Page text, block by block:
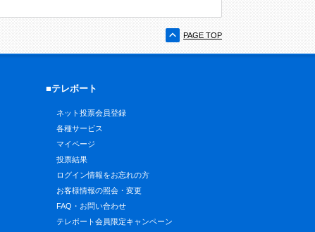
PAGE TOP
■テレボート
ネット投票会員登録
各種サービス
マイページ
投票結果
ログイン情報をお忘れの方
お客様情報の照会・変更
FAQ・お問い合わせ
テレボート会員限定キャンペーン